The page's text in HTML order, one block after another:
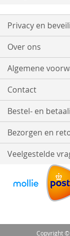
Privacy en
Over ons
Algemene
Contact
Bestel- en
Bezorgen en
Veelgestelde
Copyright ©